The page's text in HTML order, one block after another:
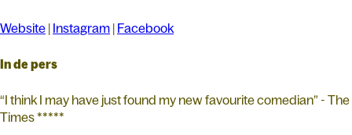
Website | Instagram | Facebook
In de pers
“I think I may have just found my new favourite comedian” - The
Times *****